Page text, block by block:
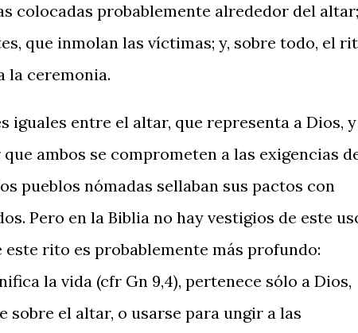
colocadas probablemente alrededor del altar;
que inmolan las víctimas; y, sobre todo, el
la ceremonia.
iguales entre el altar, que representa a Dios, y
ambos se comprometen a las exigencias
pueblos nó­madas sellaban sus pactos con
Pero en la Biblia no hay vestigios de este
este rito es probablemente más profundo:
la vida (cfr Gn 9,4), pertenece sólo a Dios,
sobre el altar, o usarse para un­gir a las